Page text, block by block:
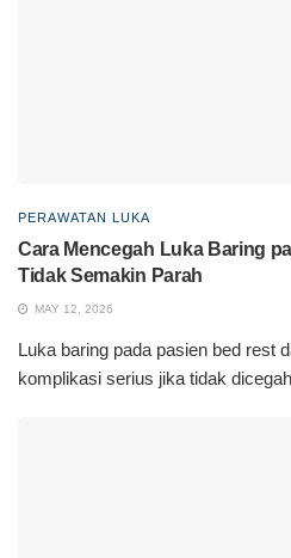
PERAWATAN LUKA
Cara Mencegah Luka Baring
Tidak Semakin Parah
MAY 12, 2026
Luka baring pada pasien bed rest
komplikasi serius jika tidak